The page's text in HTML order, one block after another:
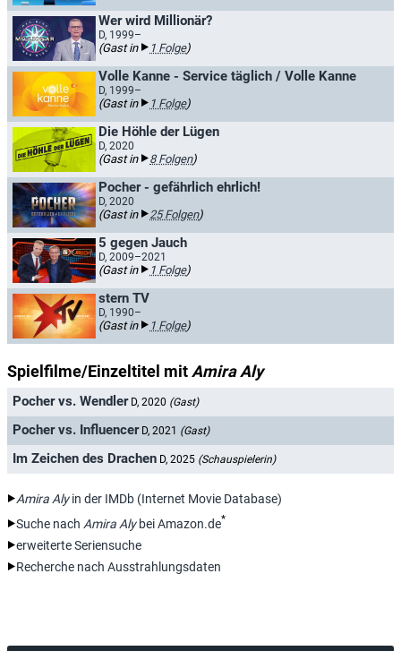
Wer wird Millionär?
D, 1999–
(Gast in 1 Folge)
Volle Kanne - Service täglich / Volle Kanne
D, 1999–
(Gast in 1 Folge)
Die Höhle der Lügen
D, 2020
(Gast in 8 Folgen)
Pocher - gefährlich ehrlich!
D, 2020
(Gast in 25 Folgen)
5 gegen Jauch
D, 2009–2021
(Gast in 1 Folge)
stern TV
D, 1990–
(Gast in 1 Folge)
Spielfilme/Einzeltitel mit Amira Aly
Pocher vs. Wendler D, 2020 (Gast)
Pocher vs. Influencer D, 2021 (Gast)
Im Zeichen des Drachen D, 2025 (Schauspielerin)
Amira Alyin der IMDb (Internet Movie Database)
Suche nach Amira Alybei Amazon.de*
erweiterte Seriensuche
Recherche nach Ausstrahlungsdaten